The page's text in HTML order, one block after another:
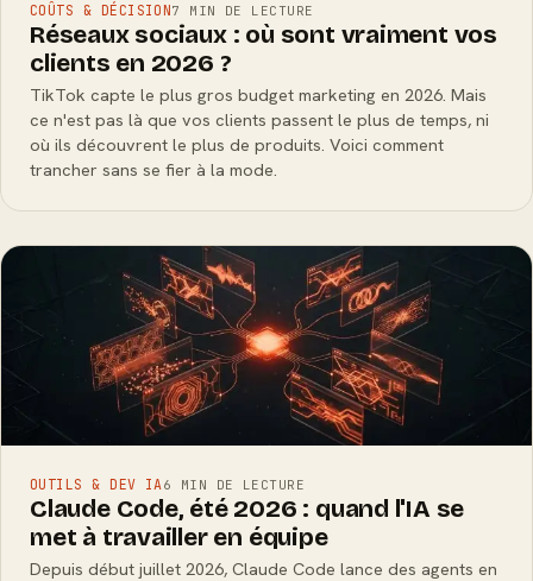
COÛTS & DÉCISION7 MIN DE LECTURE
Réseaux sociaux : où sont vraiment vos
clients en 2026 ?
TikTok capte le plus gros budget marketing en 2026. Mais
ce n'est pas là que vos clients passent le plus de temps, ni
où ils découvrent le plus de produits. Voici comment
trancher sans se fier à la mode.
OUTILS & DEV IA6 MIN DE LECTURE
Claude Code, été 2026 : quand l'IA se
met à travailler en équipe
Depuis début juillet 2026, Claude Code lance des agents en